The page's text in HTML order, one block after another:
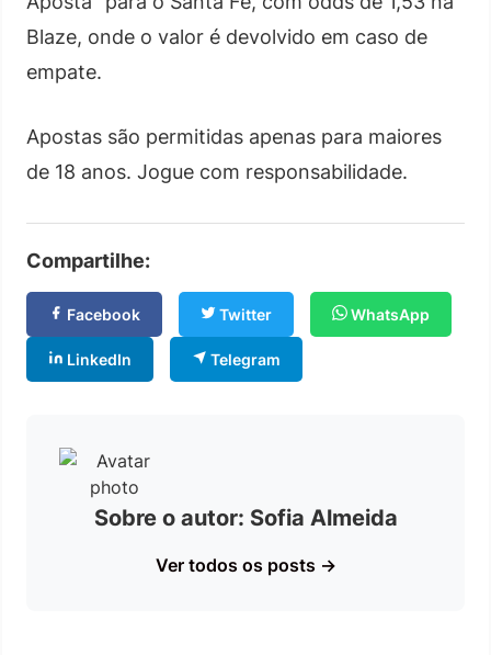
Blaze, onde o valor é devolvido em caso de
empate.
Apostas são permitidas apenas para maiores
de 18 anos. Jogue com responsabilidade.
Compartilhe:
Facebook Twitter WhatsApp
LinkedIn Telegram
Sobre o autor: Sofia Almeida
Ver todos os posts →